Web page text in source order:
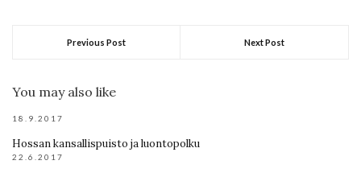
Previous Post Next Post
You may also like
18.9.2017
Hossan kansallispuisto ja luontopolku
22.6.2017